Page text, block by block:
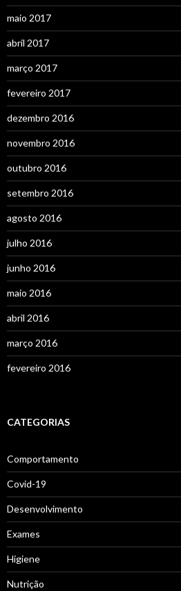
maio 2017
abril 2017
março 2017
fevereiro 2017
dezembro 2016
novembro 2016
outubro 2016
setembro 2016
agosto 2016
julho 2016
junho 2016
maio 2016
abril 2016
março 2016
fevereiro 2016
CATEGORIAS
Comportamento
Covid-19
Desenvolvimento
Exames
Higiene
Nutrição